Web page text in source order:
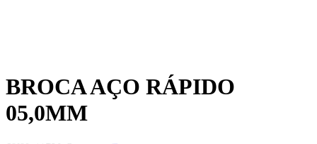
BROCA AÇO RÁPIDO
05,0MM